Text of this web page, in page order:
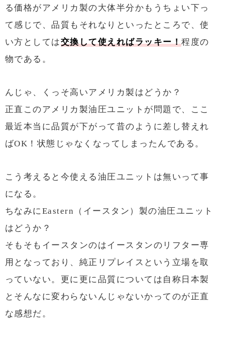
る価格がアメリカ製の大体半分かもうちょい下っ
て感じで、品質もそれなりといったところで、使
い方としては交換して使えればラッキー！程度の
物である。
んじゃ、くっそ高いアメリカ製はどうか？
正直このアメリカ製油圧ユニットが問題で、ここ
最近本当に品質が下がって昔のように差し替えれ
ばOK！状態じゃなくなってしまったんである。
こう考えると今使える油圧ユニットは無いって事
になる。
ちなみにEastern（イースタン）製の油圧ユニット
はどうか？
そもそもイースタンのはイースタンのリフター専
用となっており、純正リプレイスという立場を取
っていない。更に更に品質については自称日本製
とそんなに変わらないんじゃないかってのが正直
な感想だ。